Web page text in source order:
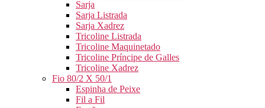
Sarja
Sarja Listrada
Sarja Xadrez
Tricoline Listrada
Tricoline Maquinetado
Tricoline Príncipe de Galles
Tricoline Xadrez
Fio 80/2 X 50/1
Espinha de Peixe
Fil a Fil